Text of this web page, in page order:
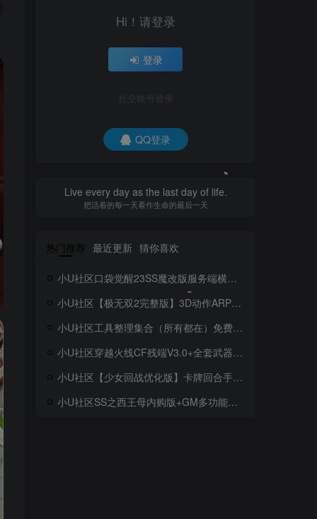
Hi！请登录
登录
社交账号登录
QQ登录
Live every day as the last day of life.
把活着的每一天看作生命的最后一天
热门推荐 最近更新 猜你喜欢
小U社区口袋觉醒23SS魔改版服务端横版卡牌手游+Linux手工服务端+GM授权后台+搭建视频
小U社区【极无双2完整版】3D动作ARPG手游+Linux学习手工端+GM授权后台+视频教程
小U社区工具整理集合（所有都在）免费！免费！免费！
小U社区穿越火线CF残端V3.0+全套武器存档+联机教程+搭建视频
小U社区【少女回战优化版】卡牌回合手游Linux本地学习手工端+lua加解密工具+GM授权后台+搭建视频
小U社区SS之西王母内购版+GM多功能后台+搭建视频